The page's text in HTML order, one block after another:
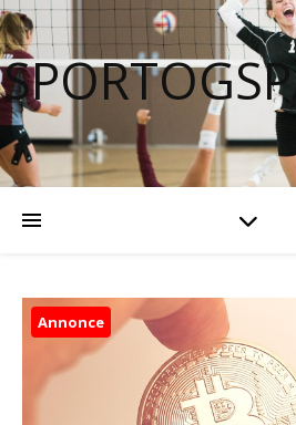
Annonce